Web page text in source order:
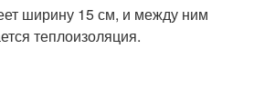
ширину 15 см, и между ним
теплоизоляция.